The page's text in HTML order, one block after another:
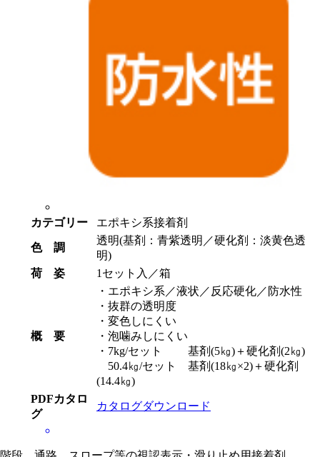
カテゴリー エポキシ系接着剤
色 調
透明(基剤：青紫透明／硬化剤：淡黄色透
明)
荷 姿
1セット入／箱
概 要
・エポキシ系／液状／反応硬化／防水性
・抜群の透明度
・変色しにくい
・泡噛みしにくい
・7kg/セット 基剤(5㎏)＋硬化剤(2㎏)
50.4㎏/セット 基剤(18㎏×2)＋硬化剤
(14.4㎏)
PDFカタロ
グ
カタログダウンロード